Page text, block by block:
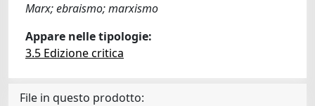
Marx; ebraismo; marxismo
Appare nelle tipologie:
3.5 Edizione critica
File in questo prodotto: